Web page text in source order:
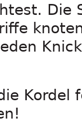
Die
Kordel